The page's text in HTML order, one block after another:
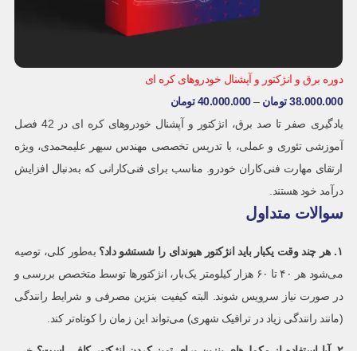
دوره برق و انژکتور و آپشنال خودروهای کره ای
38.000.000 تومان –
40.000.000 تومان
یادگیری صفر تا صد برق، انژکتور و آپشنال خودروهای کره ای در 42 فصل
آموزشی تئوری و عملی، با تدریس تخصصی مهندس سپهر علیمحمدی، ویژه
ارتقای مهارت فنی‌کاران خودرو. مناسب برای فنی‌کارانی که به‌دنبال افزایش
درآمد خود هستند.
سوالات متداول
۱.هر چند وقت یکبار باید انژکتور هیوندای را شستشو داد؟ به‌طور کلی، توصیه
می‌شود هر ۴۰ تا ۶۰ هزار کیلومتر یک‌بار، انژکتورها توسط متخصص بررسی و
در صورت نیاز سرویس شوند. البته کیفیت بنزین مصرفی و شرایط رانندگی
(مانند رانندگی زیاد در ترافیک شهری) می‌تواند این زمان را کوتاه‌تر کند.